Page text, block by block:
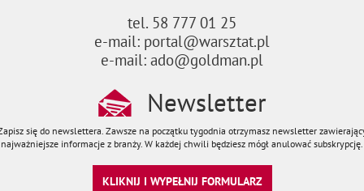
tel. 58 777 01 25
e-mail: portal@warsztat.pl
e-mail: ado@goldman.pl
Newsletter
się do newslettera. Zawsze na początku tygodnia otrzymasz newsletter
najważniejsze informacje z branży. W każdej chwili będziesz mógł anulować subskrypcję.
KLIKNIJ I WYPEŁNIJ FORMULARZ